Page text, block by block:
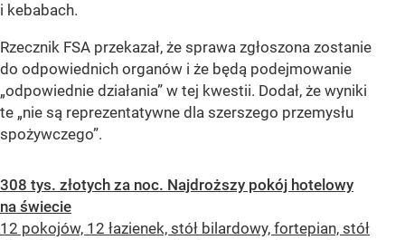
i kebabach.
Rzecznik FSA przekazał, że sprawa zgłoszona zostanie
do odpowiednich organów i że będą podejmowanie
„odpowiednie działania” w tej kwestii. Dodał, że wyniki
te „nie są reprezentatywne dla szerszego przemysłu
spożywczego”.
308 tys. złotych za noc. Najdroższy pokój hotelowy
na świecie
12 pokojów, 12 łazienek, stół bilardowy, fortepian, stół